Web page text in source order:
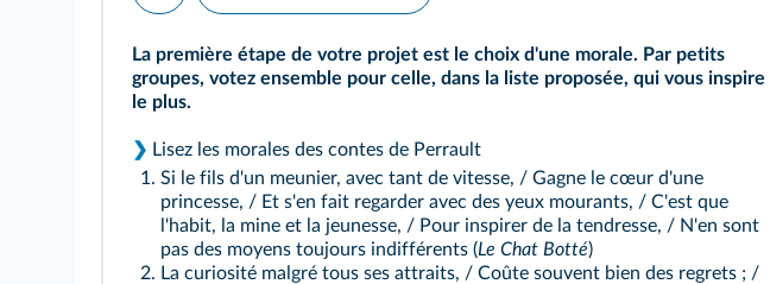
La première étape de votre projet est le choix d'une morale. Par petits
groupes, votez ensemble pour celle, dans la liste proposée, qui vous inspire
le plus.
❯ Lisez les morales des contes de Perrault
Si le fils d'un meunier, avec tant de vitesse, / Gagne le cœur d'une
princesse, / Et s'en fait regarder avec des yeux mourants, / C'est que
l'habit, la mine et la jeunesse, / Pour inspirer de la tendresse, / N'en sont
pas des moyens toujours indifférents (Le Chat Botté)
La curiosité malgré tous ses attraits, / Coûte souvent bien des regrets ; /